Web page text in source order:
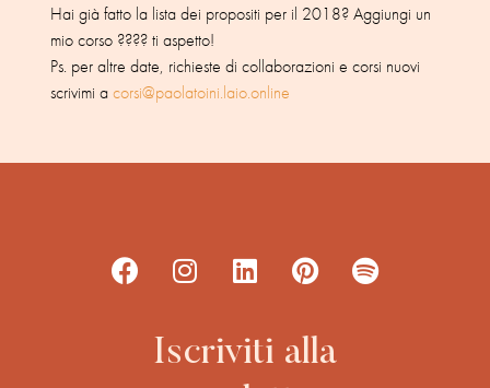
Hai già fatto la lista dei propositi per il 2018? Aggiungi un
mio corso ???? ti aspetto!
Ps. per altre date, richieste di collaborazioni e corsi nuovi
scrivimi acorsi@paolatoini.laio.online
Iscriviti alla